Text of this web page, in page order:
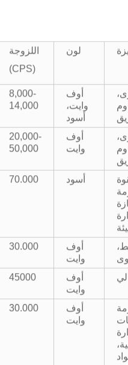
لون
اللزوجة
(CPS)
أوف
وايت،
أسود
8,000-
14,000
أوف
وايت
20,000-
50,000
أسود 70.000
أوف
وايت
30.000
أوف
وايت
45000
أوف
وايت
30.000